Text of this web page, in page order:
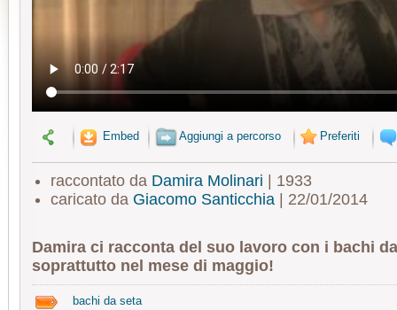
Embed Aggiungi a percorso Preferiti
raccontato da Damira Molinari | 1933
caricato da Giacomo Santicchia| 22/01/2014
Damira ci racconta del suo lavoro con i bachi
soprattutto nel mese di maggio!
bachi da seta